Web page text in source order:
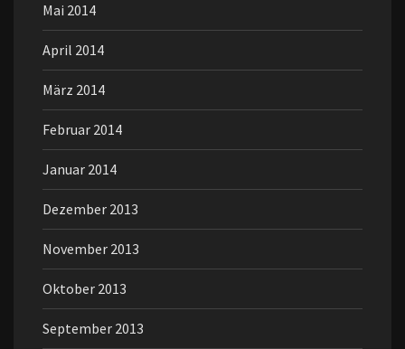
Mai 2014
April 2014
März 2014
Februar 2014
Januar 2014
Dezember 2013
November 2013
Oktober 2013
September 2013